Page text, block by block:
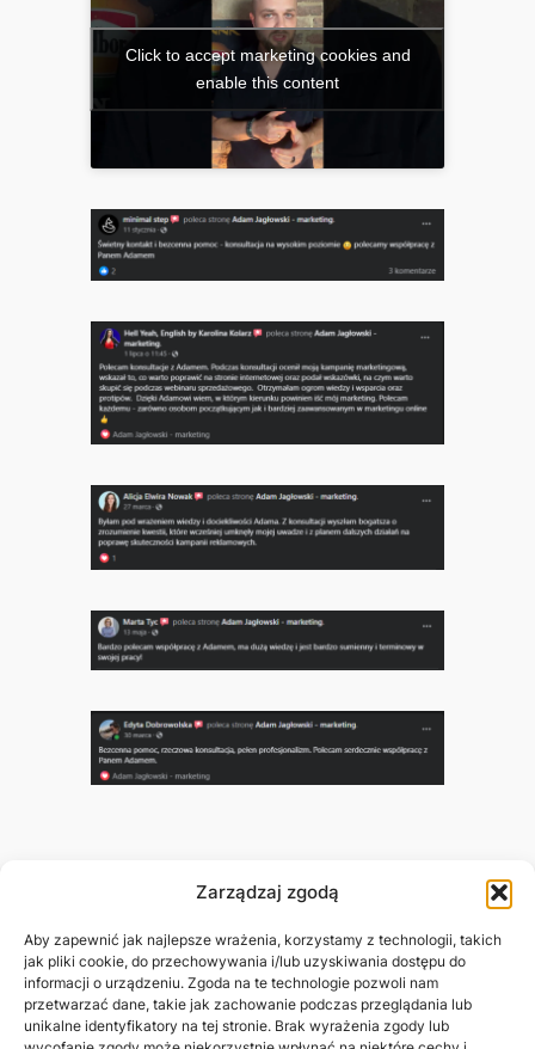
Zarządzaj zgodą
Aby zapewnić jak najlepsze wrażenia, korzystamy z technologii, takich
jak pliki cookie, do przechowywania i/lub uzyskiwania dostępu do
informacji o urządzeniu. Zgoda na te technologie pozwoli nam
przetwarzać dane, takie jak zachowanie podczas przeglądania lub
unikalne identyfikatory na tej stronie. Brak wyrażenia zgody lub
Click to accept marketing cookies and
enable this content
Adam Jagłowski
Marketing Freelancer